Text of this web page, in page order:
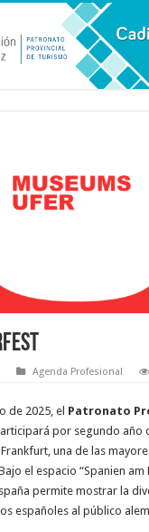
Agenda Profesional
de 2025, el Patronato
por segundo año
una de las
el espacio “Spanien am
permite mostrar la
españoles al público